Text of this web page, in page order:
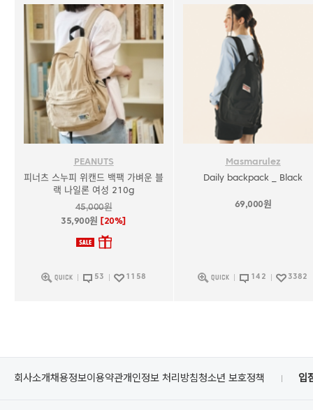
PEANUTS
피너츠 스누피 위캔드 백팩 가벼운 블
랙 나일론 여성 210g
45,000원
35,900원 [20%]
53 1158
Masmarulez
Daily backpack _ Black
69,000원
142 3382
회사소개채용정보이용약관개인정보 처리방침청소년 보호정책 입